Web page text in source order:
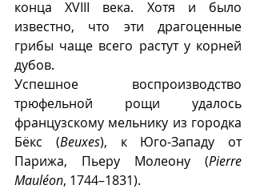
конца XVIII века. Хотя и было
известно, что эти драгоценные
грибы чаще всего растут у корней
дубов.
Успешное воспроизводство
трюфельной рощи удалось
французскому мельнику из городка
Бëкс (Beuxes), к Юго-Западу от
Парижа, Пьеру Молеону (Pierre
Mauléon, 1744–1831).